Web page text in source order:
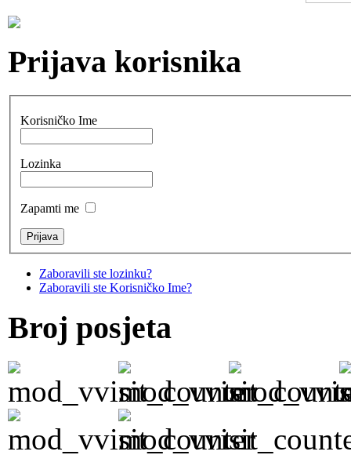
Prijava korisnika
Korisničko Ime
Lozinka
Zapamti me
Zaboravili ste lozinku?
Zaboravili ste Korisničko Ime?
Broj posjeta